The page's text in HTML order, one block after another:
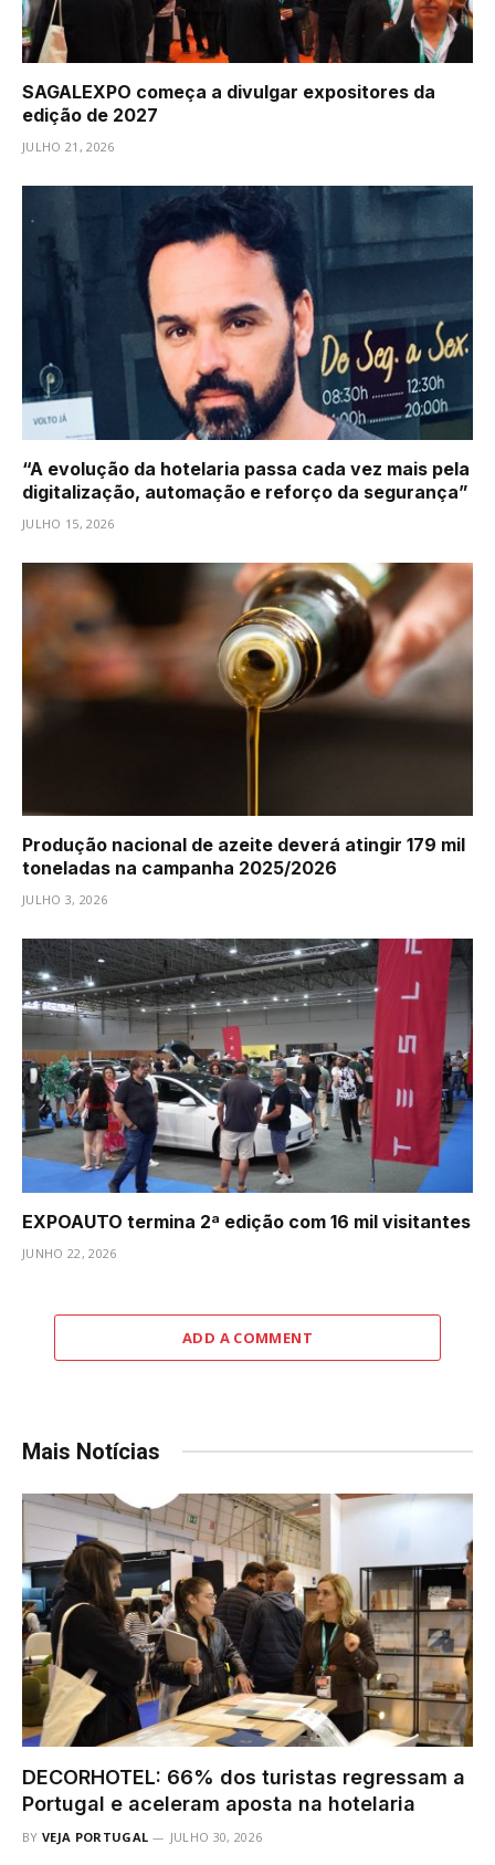
SAGALEXPO começa a divulgar expositores da
edição de 2027
JULHO 21, 2026
“A evolução da hotelaria passa cada vez mais pela
digitalização, automação e reforço da segurança”
JULHO 15, 2026
Produção nacional de azeite deverá atingir 179 mil
toneladas na campanha 2025/2026
JULHO 3, 2026
EXPOAUTO termina 2ª edição com 16 mil visitantes
JUNHO 22, 2026
ADD A COMMENT
Mais Notícias
DECORHOTEL: 66% dos turistas regressam a
Portugal e aceleram aposta na hotelaria
BY VEJA PORTUGAL JULHO 30, 2026